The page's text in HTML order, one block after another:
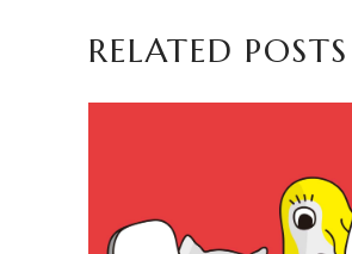
RELATED POSTS